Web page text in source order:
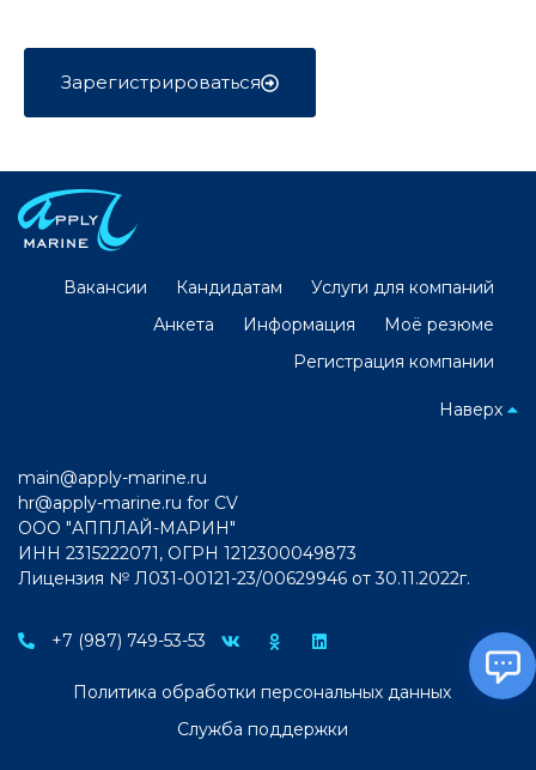
Зарегистрироваться
Вакансии Кандидатам
Услуги для компаний
Анкета
Информация
Моё резюме
Регистрация компании
Наверх
main@apply-marine.ru
hr@apply-marine.ru for CV
ООО "АППЛАЙ-МАРИН"
ИНН 2315222071, ОГРН 1212300049873
Лицензия № Л031-00121-23/00629946 от 30.11.2022г.
+7 (987) 749-53-53
Политика обработки персональных данных
Служба поддержки